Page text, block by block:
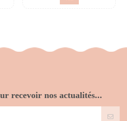
recevoir nos actualités...